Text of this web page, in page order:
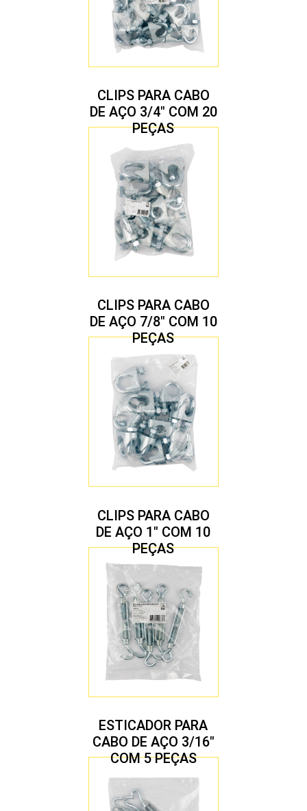
CLIPS PARA CABO
DE AÇO 3/4″ COM 20
PEÇAS
CLIPS PARA CABO
DE AÇO 7/8″ COM 10
PEÇAS
CLIPS PARA CABO
DE AÇO 1″ COM 10
PEÇAS
ESTICADOR PARA
CABO DE AÇO 3/16″
COM 5 PEÇAS